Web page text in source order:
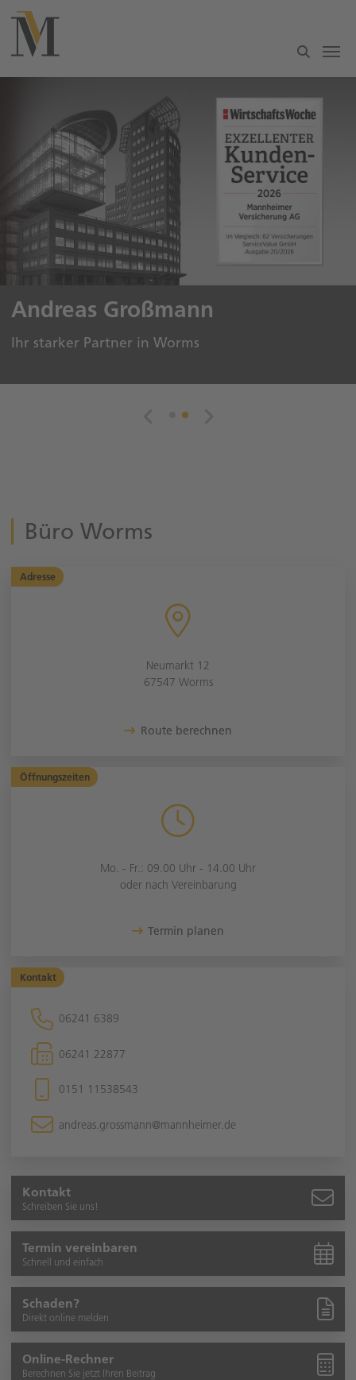
Zum Hauptinhalt springen
Andreas Großmann
Ihr starker Partner in Worms
Büro Worms
Adresse
Neumarkt 12
67547 Worms
Route berechnen
Öffnungszeiten
Mo. - Fr.: 09.00 Uhr - 14.00 Uhr
oder nach Vereinbarung
Termin planen
Kontakt
06241 6389
06241 22877
0151 11538543
andreas.grossmann@mannheimer.de
Kontakt
Schreiben Sie uns!
Termin vereinbaren
Schnell und einfach
Schaden?
Direkt online melden
Online-Rechner
Berechnen Sie jetzt Ihren Beitrag